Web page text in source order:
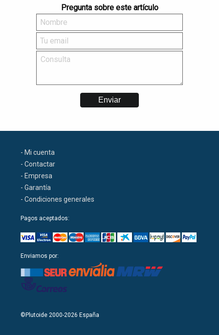
Pregunta sobre este artículo
- Mi cuenta
- Contactar
- Empresa
- Garantía
- Condiciones generales
Pagos aceptados:
Enviamos por:
©Plutoide 2000-2026 España